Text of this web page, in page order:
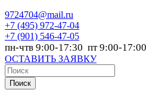
9724704@mail.ru
+7 (495) 972-47-04
+7 (901) 546-47-05
пн-чтв 9:00-17:30 пт 9:00-17:00
ОСТАВИТЬ ЗАЯВКУ
Поиск